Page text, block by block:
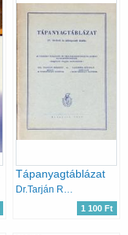
Tápanyagtáblázat
1 100 Ft